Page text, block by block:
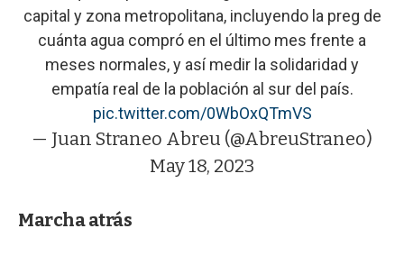
capital y zona metropolitana, incluyendo la preg de
cuánta agua compró en el último mes frente a
meses normales, y así medir la solidaridad y
empatía real de la población al sur del país.
pic.twitter.com/0WbOxQTmVS
— Juan Straneo Abreu (@AbreuStraneo)
May 18, 2023
Marcha atrás